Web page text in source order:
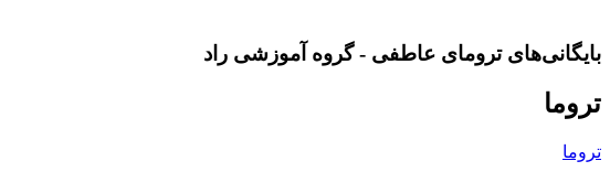
بایگانی‌های ترومای عاطفی - گروه آموزشی راد
تروما
تروما